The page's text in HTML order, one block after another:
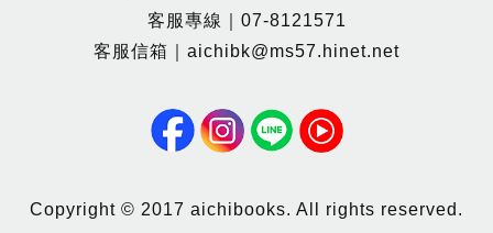
客服專線｜07-8121571
客服信箱｜aichibk@ms57.hinet.net
Copyright © 2017 aichibooks. All rights reserved.